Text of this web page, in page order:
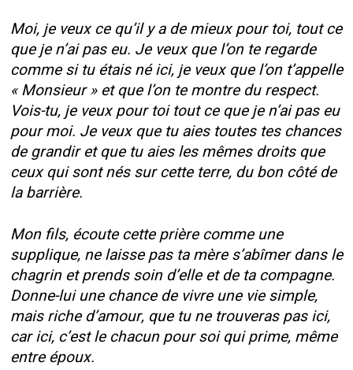
Moi, je veux ce qu’il y a de mieux pour toi, tout ce
que je n’ai pas eu. Je veux que l’on te regarde
comme si tu étais né ici, je veux que l’on t’appelle
« Monsieur » et que l’on te montre du respect.
Vois-tu, je veux pour toi tout ce que je n’ai pas eu
pour moi. Je veux que tu aies toutes tes chances
de grandir et que tu aies les mêmes droits que
ceux qui sont nés sur cette terre, du bon côté de
la barrière.
Mon fils, écoute cette prière comme une
supplique, ne laisse pas ta mère s’abîmer dans le
chagrin et prends soin d’elle et de ta compagne.
Donne-lui une chance de vivre une vie simple,
mais riche d’amour, que tu ne trouveras pas ici,
car ici, c’est le chacun pour soi qui prime, même
entre époux.